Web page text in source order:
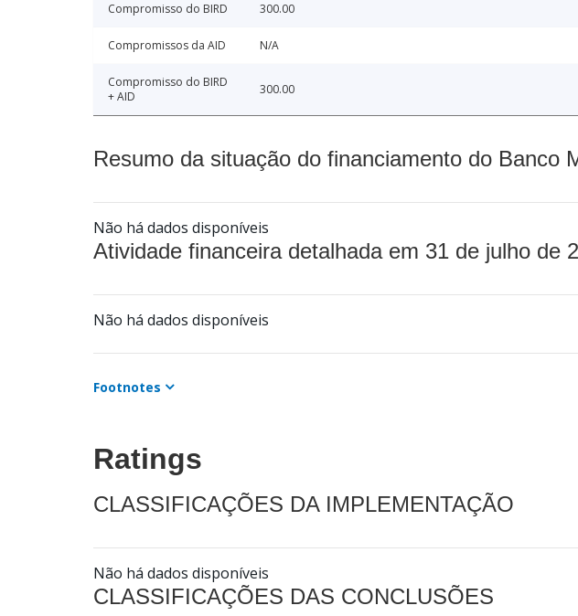
Compromisso do BIRD 300.00
Compromissos da AID N/A
Compromisso do BIRD
+ AID
300.00
Resumo da situação do financiamento do Banco
Não há dados disponíveis
Atividade financeira detalhada em 31 de julho de
Não há dados disponíveis
Footnotes
Ratings
CLASSIFICAÇÕES DA IMPLEMENTAÇÃO
Não há dados disponíveis
CLASSIFICAÇÕES DAS CONCLUSÕES